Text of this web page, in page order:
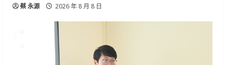
蔡 永源 2026 年 8 月 8 日